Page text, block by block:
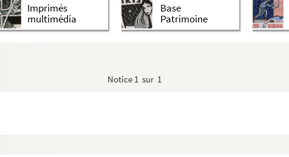
Imprimés
multimédia
Base
Patrimoine
Notice 1 sur 1